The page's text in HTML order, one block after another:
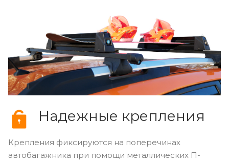
Надежные крепления
Крепления фиксируются на поперечинах
автобагажника при помощи металлических П-